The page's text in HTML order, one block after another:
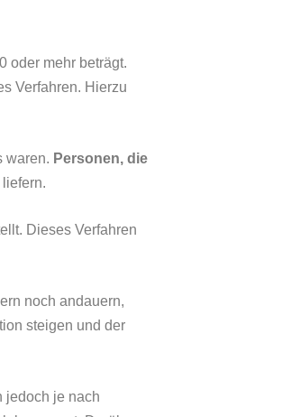
oder mehr beträgt.
Verfahren. Hierzu
waren. Personen, die
Dieses Verfahren
noch andauern,
steigen und der
jedoch je nach